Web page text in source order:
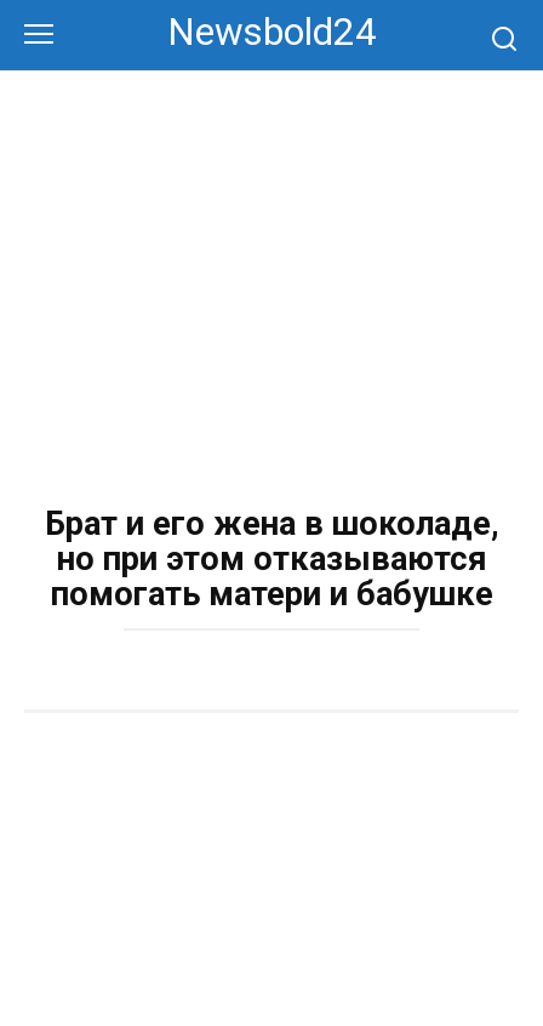
контенту
Newsbold24
Брат и его жена в шоколаде,
но при этом отказываются
помогать матери и бабушке